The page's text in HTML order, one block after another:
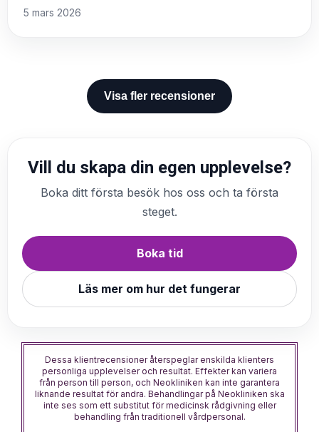
Fantastiskt nu är de mycket mindre och
Jag har varit hos andra
naturläkare/näringsterapeuter som på olika
💖🌞🌸🥰🎶🏞️🌠”
5 mars 2026
Visa fler recensioner
Vill du skapa din egen upplevelse?
Boka ditt första besök hos oss och ta första
steget.
Boka tid
Läs mer om hur det fungerar
Dessa klientrecensioner återspeglar enskilda klienters
personliga upplevelser och resultat. Effekter kan variera
från person till person, och Neokliniken kan inte garantera
liknande resultat för andra. Behandlingar på Neokliniken ska
inte ses som ett substitut för medicinsk rådgivning eller
behandling från traditionell vårdpersonal.